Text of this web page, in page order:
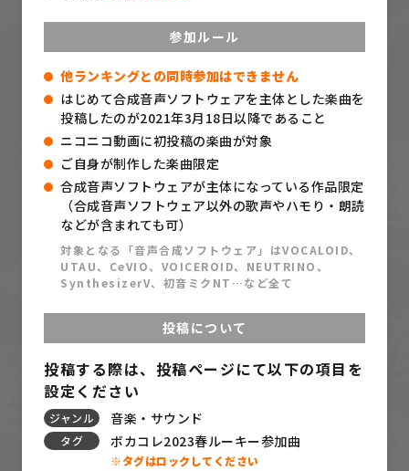
ふわり / アオバ feat.可不
アオバ
ミグラテール／小春六花
たくしP
ワタシハダレ^^?
胡乱リユ
サカダケイ
タチマナユ
あずきねこp(triIso)
西憂花
恒常性パラソムニア / feat. 花隈千冬
参加ルール
他ランキングとの同時参加はできません
はじめて合成音声ソフトウェアを主体とした楽曲を
投稿したのが2021年3月18日以降であること
ニコニコ動画に初投稿の楽曲が対象
ご自身が制作した楽曲限定
合成音声ソフトウェアが主体になっている作品限定
（合成音声ソフトウェア以外の歌声やハモり・朗読
などが含まれても可）
対象となる「音声合成ソフトウェア」はVOCALOID、
UTAU、CeVIO、VOICEROID、NEUTRINO、
SynthesizerV、初音ミクNT…など全て
投稿について
投稿する際は、投稿ページにて以下の項目を
設定ください
ジャンル 音楽・サウンド
タグ ボカコレ2023春ルーキー参加曲
※タグはロックしてください